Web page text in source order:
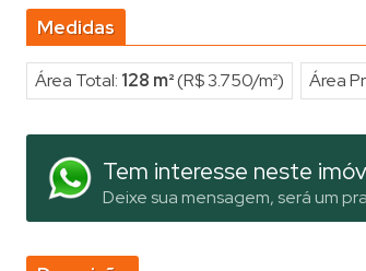
Medidas
Área Total: 128 m²(R$ 3.750/m²) Área
Tem interesse neste
Deixe sua mensagem, será um